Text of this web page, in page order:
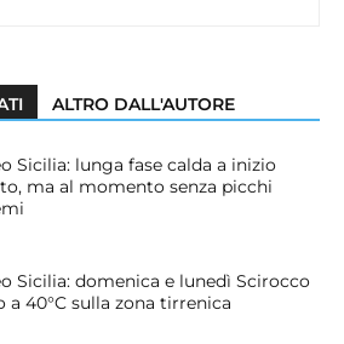
ALTRO DALL'AUTORE
Sicilia: lunga fase calda a inizio
ma al momento senza picchi
Sicilia: domenica e lunedì Scirocco
a 40°C sulla zona tirrenica